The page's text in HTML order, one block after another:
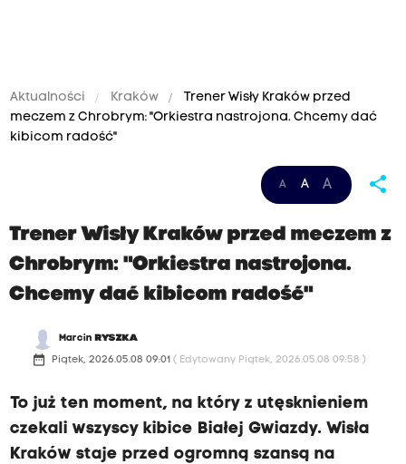
Aktualności Kraków
Trener Wisły Kraków przed
meczem z Chrobrym: "Orkiestra nastrojona. Chcemy dać
kibicom radość"
A A A share
Trener Wisły Kraków przed meczem z
Chrobrym: "Orkiestra nastrojona.
Chcemy dać kibicom radość"
Marcin RYSZKA
date_range Piątek, 2026.05.08 09:01 ( Edytowany Piątek, 2026.05.08 09:58 )
To już ten moment, na który z utęsknieniem
czekali wszyscy kibice Białej Gwiazdy. Wisła
Kraków staje przed ogromną szansą na